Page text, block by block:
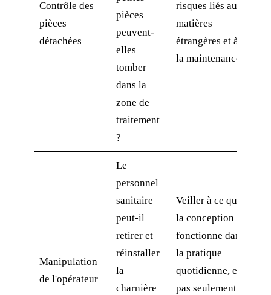
Contrôle des
pièces
détachées
pièces
peuvent-
elles
tomber
dans la
zone de
traitement
?
risques liés aux
matières
étrangères et à
la maintenance
Manipulation
de l'opérateur
Le
personnel
sanitaire
peut-il
retirer et
réinstaller
la
charnière
Veiller à ce que
la conception
fonctionne dans
la pratique
quotidienne, et
pas seulement